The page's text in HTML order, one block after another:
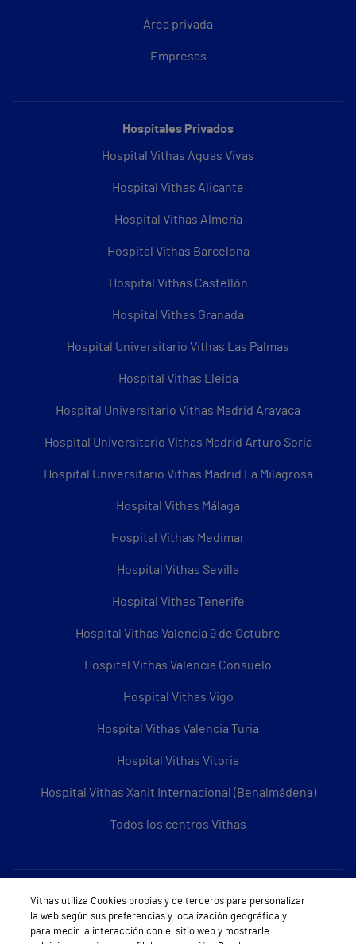
Área privada
Empresas
Hospitales Privados
Hospital Vithas Aguas Vivas
Hospital Vithas Alicante
Hospital Vithas Almería
Hospital Vithas Barcelona
Hospital Vithas Castellón
Hospital Vithas Granada
Hospital Universitario Vithas Las Palmas
Hospital Vithas Lleida
Hospital Universitario Vithas Madrid Aravaca
Hospital Universitario Vithas Madrid Arturo Soria
Hospital Universitario Vithas Madrid La Milagrosa
Hospital Vithas Málaga
Hospital Vithas Medimar
Hospital Vithas Sevilla
Hospital Vithas Tenerife
Hospital Vithas Valencia 9 de Octubre
Hospital Vithas Valencia Consuelo
Hospital Vithas Vigo
Hospital Vithas Valencia Turia
Hospital Vithas Vitoria
Hospital Vithas Xanit Internacional (Benalmádena)
Todos los centros Vithas
Sobre Vithas
Quiénes somos
Vithas utiliza Cookies propias y de terceros para personalizar
la web según sus preferencias y localización geográfica y
para medir la interacción con el sitio web y mostrarle